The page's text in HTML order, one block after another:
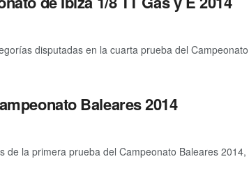
disputadas en la cuarta prueba del Campeonato
Baleares 2014
la primera prueba del Campeonato Baleares 2014,